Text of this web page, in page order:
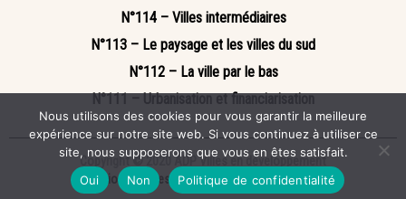
N°114 – Villes intermédiaires
N°113 – Le paysage et les villes du sud
N°112 – La ville par le bas
N°111 – Urbanisation et financiarisation
Copyright © 2020 ADP Villes en développement
Mentions légales
Politique de confidentialité
Nous utilisons des cookies pour vous garantir la meilleure
expérience sur notre site web. Si vous continuez à utiliser ce
site, nous supposerons que vous en êtes satisfait.
Oui
Non Politique de confidentialité